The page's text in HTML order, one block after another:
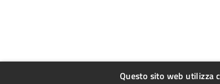
Questo sito web utilizza